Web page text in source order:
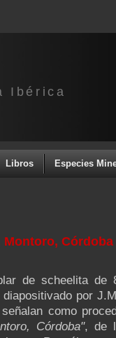
Ibérica
Libros Especies
Montoro, Córdoba
de scheelita
por
como
Córdoba", de